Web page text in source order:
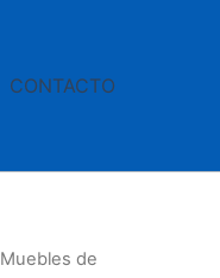
CONTACTO
Muebles de